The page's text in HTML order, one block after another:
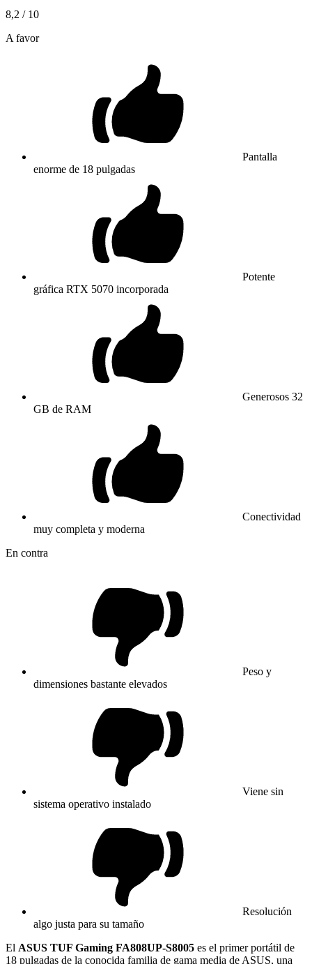
8,2 / 10
A favor
Pantalla
enorme de 18 pulgadas
Potente
gráfica RTX 5070 incorporada
Generosos 32
GB de RAM
Conectividad
muy completa y moderna
En contra
Peso y
dimensiones bastante elevados
Viene sin
sistema operativo instalado
Resolución
algo justa para su tamaño
El ASUS TUF Gaming FA808UP-S8005 es el primer portátil de
18 pulgadas de la conocida familia de gama media de ASUS, una